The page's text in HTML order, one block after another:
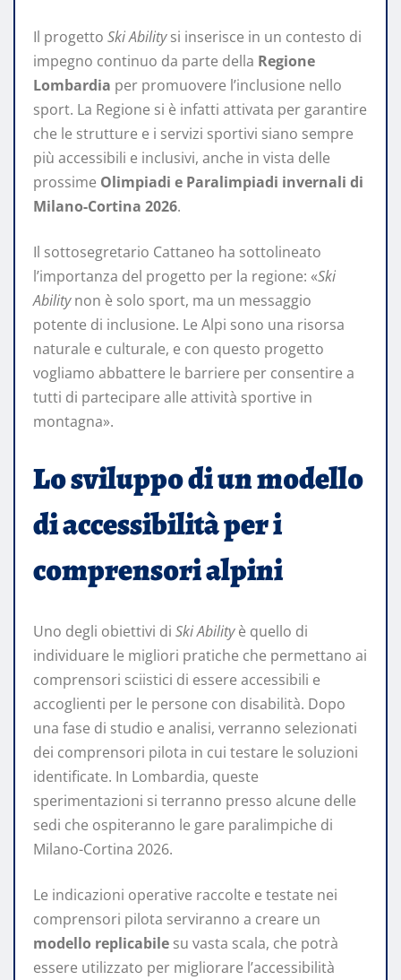
Il progetto Ski Abilitysi inserisce in un contesto di
impegno continuo da parte della Regione
Lombardia per promuovere l’inclusione nello
sport. La Regione si è infatti attivata per garantire
che le strutture e i servizi sportivi siano sempre
più accessibili e inclusivi, anche in vista delle
prossime Olimpiadi e Paralimpiadi invernali di
Milano-Cortina 2026.
Il sottosegretario Cattaneo ha sottolineato
l’importanza del progetto per la regione: «Ski
Abilitynon è solo sport, ma un messaggio
potente di inclusione. Le Alpi sono una risorsa
naturale e culturale, e con questo progetto
vogliamo abbattere le barriere per consentire a
tutti di partecipare alle attività sportive in
montagna».
Lo sviluppo di un modello
di accessibilità per i
comprensori alpini
Uno degli obiettivi di Ski Abilityè quello di
individuare le migliori pratiche che permettano ai
comprensori sciistici di essere accessibili e
accoglienti per le persone con disabilità. Dopo
una fase di studio e analisi, verranno selezionati
dei comprensori pilota in cui testare le soluzioni
identificate. In Lombardia, queste
sperimentazioni si terranno presso alcune delle
sedi che ospiteranno le gare paralimpiche di
Milano-Cortina 2026.
Le indicazioni operative raccolte e testate nei
comprensori pilota serviranno a creare un
modello replicabile su vasta scala, che potrà
essere utilizzato per migliorare l’accessibilità